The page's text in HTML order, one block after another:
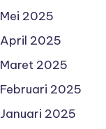
Mei 2025
April 2025
Maret 2025
Februari 2025
Januari 2025